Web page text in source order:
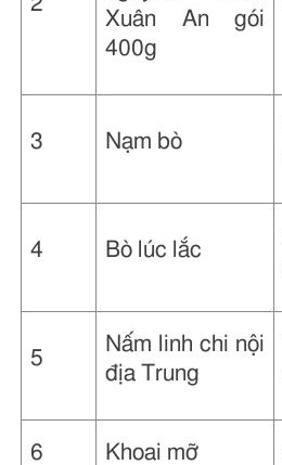
Xuân An gói
400g
3 Nạm bò
4 Bò lúc lắc
5
Nấm linh chi nội
địa Trung
6 Khoai mỡ